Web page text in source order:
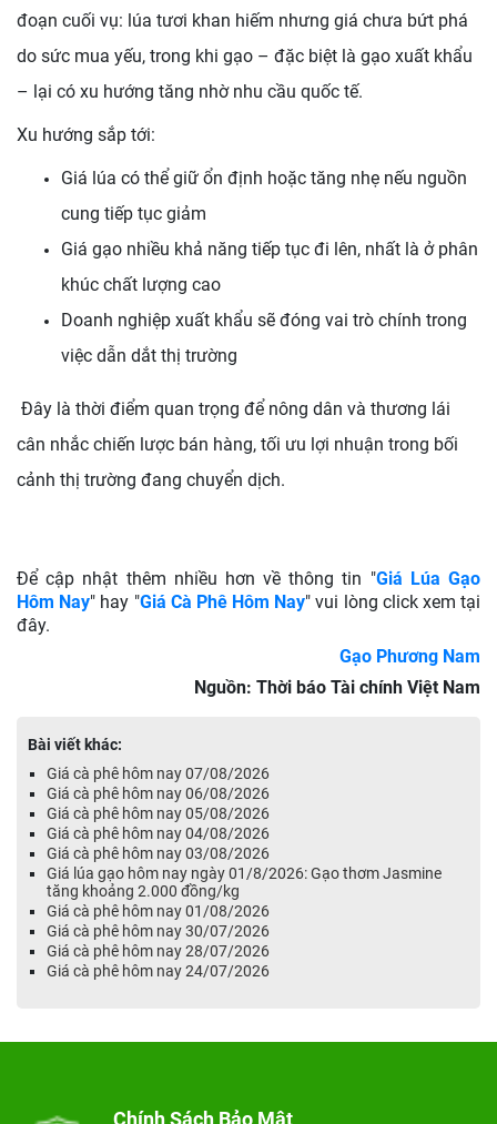
đoạn cuối vụ: lúa tươi khan hiếm nhưng giá chưa bứt phá
do sức mua yếu, trong khi gạo – đặc biệt là gạo xuất khẩu
– lại có xu hướng tăng nhờ nhu cầu quốc tế.
Xu hướng sắp tới:
Giá lúa có thể giữ ổn định hoặc tăng nhẹ nếu nguồn
cung tiếp tục giảm
Giá gạo nhiều khả năng tiếp tục đi lên, nhất là ở phân
khúc chất lượng cao
Doanh nghiệp xuất khẩu sẽ đóng vai trò chính trong
việc dẫn dắt thị trường
Đây là thời điểm quan trọng để nông dân và thương lái
cân nhắc chiến lược bán hàng, tối ưu lợi nhuận trong bối
cảnh thị trường đang chuyển dịch.
Để cập nhật thêm nhiều hơn về thông tin "Giá Lúa Gạo
Hôm Nay" hay "Giá Cà Phê Hôm Nay" vui lòng click xem tại
đây.
Gạo Phương Nam
Nguồn: Thời báo Tài chính Việt Nam
Bài viết khác:
Giá cà phê hôm nay 07/08/2026
Giá cà phê hôm nay 06/08/2026
Giá cà phê hôm nay 05/08/2026
Giá cà phê hôm nay 04/08/2026
Giá cà phê hôm nay 03/08/2026
Giá lúa gạo hôm nay ngày 01/8/2026: Gạo thơm Jasmine
tăng khoảng 2.000 đồng/kg
Giá cà phê hôm nay 01/08/2026
Giá cà phê hôm nay 30/07/2026
Giá cà phê hôm nay 28/07/2026
Giá cà phê hôm nay 24/07/2026
Chính Sách Bảo Mật